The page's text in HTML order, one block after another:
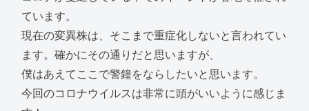
ています。
現在の変異株は、そこまで重症化しないと言われてい
ます。確かにその通りだと思いますが、
僕はあえてここで警鐘をならしたいと思います。
今回のコロナウイルスは非常に頭がいいように感じま